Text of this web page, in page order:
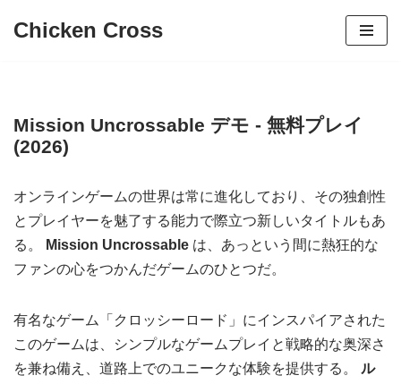
ン
ツ
ス
キ
ッ
プ
Chicken Cross
Mission Uncrossable デモ - 無料プレイ
(2026)
オンラインゲームの世界は常に進化しており、その独創性
とプレイヤーを魅了する能力で際立つ新しいタイトルもあ
る。
Mission Uncrossable は、あっという間に熱狂的な
ファンの心をつかんだゲームのひとつだ。
有名なゲーム「クロッシーロード」にインスパイアされた
このゲームは、シンプルなゲームプレイと戦略的な奥深さ
を兼ね備え、道路上でのユニークな体験を提供する。 ル